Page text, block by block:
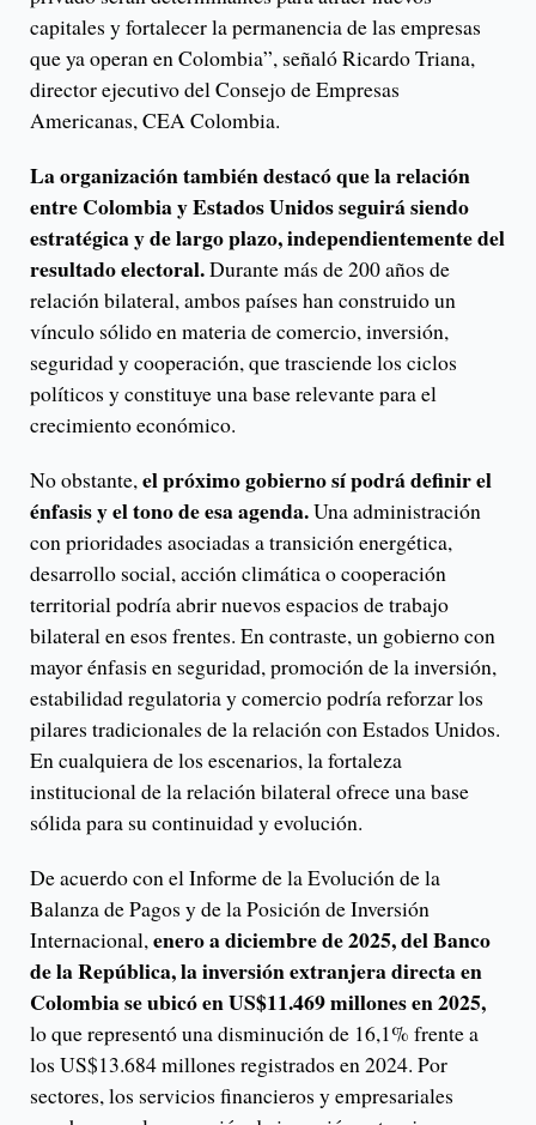
capitales y fortalecer la permanencia de las empresas
que ya operan en Colombia”, señaló Ricardo Triana,
director ejecutivo del Consejo de Empresas
Americanas, CEA Colombia.
La organización también destacó que la relación
entre Colombia y Estados Unidos seguirá siendo
estratégica y de largo plazo, independientemente del
resultado electoral.Durante más de 200 años de
relación bilateral, ambos países han construido un
vínculo sólido en materia de comercio, inversión,
seguridad y cooperación, que trasciende los ciclos
políticos y constituye una base relevante para el
crecimiento económico.
No obstante,el próximo gobierno sí podrá definir el
énfasis y el tono de esa agenda.Una administración
con prioridades asociadas a transición energética,
desarrollo social, acción climática o cooperación
territorial podría abrir nuevos espacios de trabajo
bilateral en esos frentes. En contraste, un gobierno con
mayor énfasis en seguridad, promoción de la inversión,
estabilidad regulatoria y comercio podría reforzar los
pilares tradicionales de la relación con Estados Unidos.
En cualquiera de los escenarios, la fortaleza
institucional de la relación bilateral ofrece una base
sólida para su continuidad y evolución.
De acuerdo con el Informe de la Evolución de la
Balanza de Pagos y de la Posición de Inversión
Internacional,enero a diciembre de 2025, del Banco
de la República, la inversión extranjera directa en
Colombia se ubicó en US$11.469 millones en 2025,
lo que representó una disminución de 16,1% frente a
los US$13.684 millones registrados en 2024. Por
sectores, los servicios financieros y empresariales